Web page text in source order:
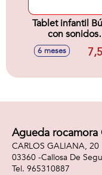
Tablet infantil
con sonidos
10x15x3cm
6 meses
Agueda rocamora
CARLOS GALIANA, 20
03360 -Callosa De
965310887